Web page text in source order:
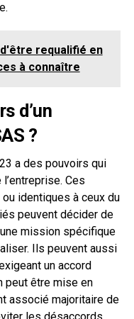
requalifié en
à connaître
d’un
?
a des pouvoirs qui
Ces
identiques à ceux du
peuvent décider de
mission spécifique
Ils peuvent aussi
un accord
peut être mise en
associé majoritaire de